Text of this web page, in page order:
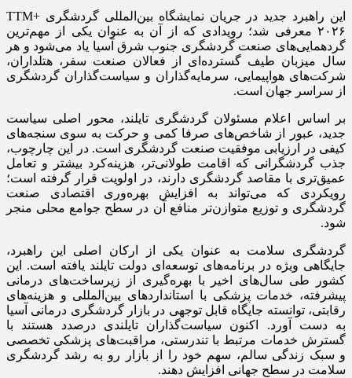
این راهبرد جدید در جریان نمایشگاه بین‌المللی گردشگری TTM+
۲۰۲۶ معرفی شد؛ رویدادی که از آن به عنوان یکی از مهم‌ترین
گردهمایی‌های صنعت گردشگری جنوب شرق آسیا یاد می‌شود و هر
سال میزبان طیف گسترده‌ای از فعالان صنعت سفر، هتلداران،
شرکت‌های هواپیمایی، سرمایه‌گذاران و سیاست‌گذاران گردشگری
از سراسر جهان است.
بر اساس اعلام مسئولان گردشگری تایلند، محور اصلی سیاست
جدید، عبور از شاخص‌های صرفا کمی و حرکت به سوی سنجه‌های
کیفی در ارزیابی موفقیت صنعت گردشگری است. در این چارچوب،
جذب گردشگرانی که اقامت طولانی‌تر، هزینه‌کرد بیشتر و تعامل
عمیق‌تری با مقاصد گردشگری دارند، در اولویت قرار گرفته است؛
رویکردی که می‌تواند به افزایش بهره‌وری اقتصادی صنعت
گردشگری و توزیع متوازن‌تر منافع آن در سطح جوامع محلی منجر
شود.
گردشگری سلامت به عنوان یکی از ارکان اصلی این راهبرد،
جایگاهی ویژه در برنامه‌های توسعه‌ای دولت تایلند یافته است. این
کشور طی سال‌های اخیر با بهره‌گیری از زیرساخت‌های درمانی
پیشرفته، خدمات پزشکی با استانداردهای بین‌المللی و هزینه‌های
رقابتی، توانسته جایگاه قابل توجهی در بازار گردشگری درمانی آسیا
به دست آورد. اکنون سیاست‌گذاران تایلندی درصدد هستند با
گسترش خدمات مرتبط با تندرستی، مراقبت‌های پزشکی تخصصی
و سبک زندگی سالم، سهم خود را از بازار رو به رشد گردشگری
سلامت در سطح جهانی افزایش دهند.